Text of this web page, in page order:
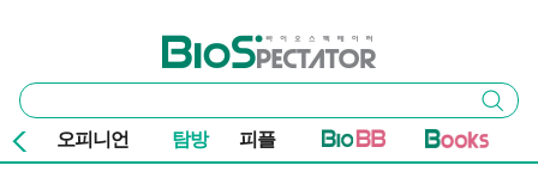
바이오스펙테이터
통
합
검
색
검색
오피니언 탐방 피플